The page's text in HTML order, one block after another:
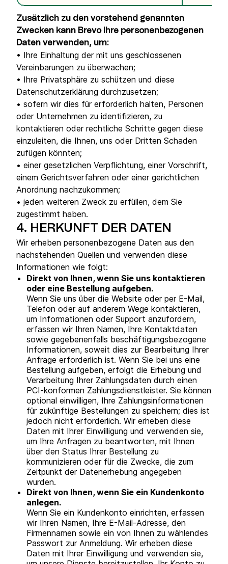
Zusätzlich zu den vorstehend genannten
Zwecken kann Brevo Ihre personenbezogenen
Daten verwenden, um:
• Ihre Einhaltung der mit uns geschlossenen
Vereinbarungen zu überwachen;
• Ihre Privatsphäre zu schützen und diese
Datenschutzerklärung durchzusetzen;
• sofern wir dies für erforderlich halten, Personen
oder Unternehmen zu identifizieren, zu
kontaktieren oder rechtliche Schritte gegen diese
einzuleiten, die Ihnen, uns oder Dritten Schaden
zufügen könnten;
• einer gesetzlichen Verpflichtung, einer Vorschrift,
einem Gerichtsverfahren oder einer gerichtlichen
Anordnung nachzukommen;
• jeden weiteren Zweck zu erfüllen, dem Sie
zugestimmt haben.
4. HERKUNFT DER DATEN
Wir erheben personenbezogene Daten aus den
nachstehenden Quellen und verwenden diese
Informationen wie folgt:
Direkt von Ihnen, wenn Sie uns kontaktieren
oder eine Bestellung aufgeben.
Wenn Sie uns über die Website oder per E-Mail,
Telefon oder auf anderem Wege kontaktieren,
um Informationen oder Support anzufordern,
erfassen wir Ihren Namen, Ihre Kontaktdaten
sowie gegebenenfalls beschäftigungsbezogene
Informationen, soweit dies zur Bearbeitung Ihrer
Anfrage erforderlich ist. Wenn Sie bei uns eine
Bestellung aufgeben, erfolgt die Erhebung und
Verarbeitung Ihrer Zahlungsdaten durch einen
PCI-konformen Zahlungsdienstleister. Sie können
optional einwilligen, Ihre Zahlungsinformationen
für zukünftige Bestellungen zu speichern; dies ist
jedoch nicht erforderlich. Wir erheben diese
Daten mit Ihrer Einwilligung und verwenden sie,
um Ihre Anfragen zu beantworten, mit Ihnen
über den Status Ihrer Bestellung zu
kommunizieren oder für die Zwecke, die zum
Zeitpunkt der Datenerhebung angegeben
wurden.
Direkt von Ihnen, wenn Sie ein Kundenkonto
anlegen.
Wenn Sie ein Kundenkonto einrichten, erfassen
wir Ihren Namen, Ihre E-Mail-Adresse, den
Firmennamen sowie ein von Ihnen zu wählendes
Passwort zur Anmeldung. Wir erheben diese
Daten mit Ihrer Einwilligung und verwenden sie,